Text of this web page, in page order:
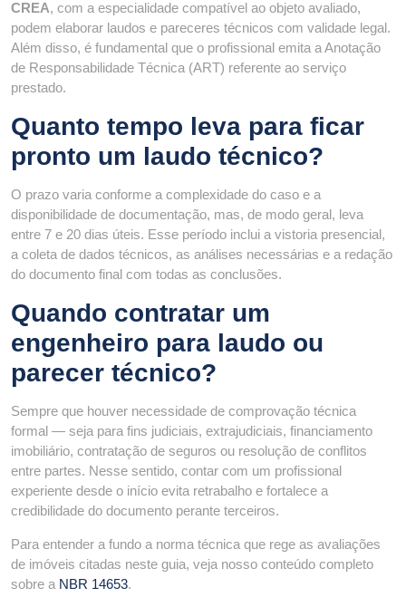
CREA, com a especialidade compatível ao objeto avaliado,
podem elaborar laudos e pareceres técnicos com validade legal.
Além disso, é fundamental que o profissional emita a Anotação
de Responsabilidade Técnica (ART) referente ao serviço
prestado.
Quanto tempo leva para ficar
pronto um laudo técnico?
O prazo varia conforme a complexidade do caso e a
disponibilidade de documentação, mas, de modo geral, leva
entre 7 e 20 dias úteis. Esse período inclui a vistoria presencial,
a coleta de dados técnicos, as análises necessárias e a redação
do documento final com todas as conclusões.
Quando contratar um
engenheiro para laudo ou
parecer técnico?
Sempre que houver necessidade de comprovação técnica
formal — seja para fins judiciais, extrajudiciais, financiamento
imobiliário, contratação de seguros ou resolução de conflitos
entre partes. Nesse sentido, contar com um profissional
experiente desde o início evita retrabalho e fortalece a
credibilidade do documento perante terceiros.
Para entender a fundo a norma técnica que rege as avaliações
de imóveis citadas neste guia, veja nosso conteúdo completo
sobre a NBR 14653.